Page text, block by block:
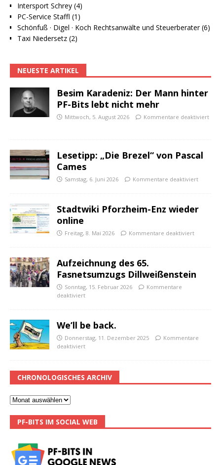
Intersport Schrey (4)
PC-Service Staffl (1)
Schönfuß · Digel · Koch Rechtsanwälte und Steuerberater (6)
Taxi Niedersetz (2)
NEUESTE ARTIKEL
Besim Karadeniz: Der Mann hinter
PF-Bits lebt nicht mehr
Mittwoch, 5. August 2026 Kommentare deaktiviert
Lesetipp: „Die Brezel“ von Pascal
Cames
Samstag, 6. Juni 2026 Kommentare deaktiviert
Stadtwiki Pforzheim-Enz wieder
online
Freitag, 8. Mai 2026 Kommentare deaktiviert
Aufzeichnung des 65.
Fasnetsumzugs Dillweißenstein
Sonntag, 15. Februar 2026
Kommentare
deaktiviert
We’ll be back.
Donnerstag, 11. Dezember 2025
Kommentare
deaktiviert
CHRONOLOGISCHES ARCHIV
PF-BITS IM SOCIAL WEB